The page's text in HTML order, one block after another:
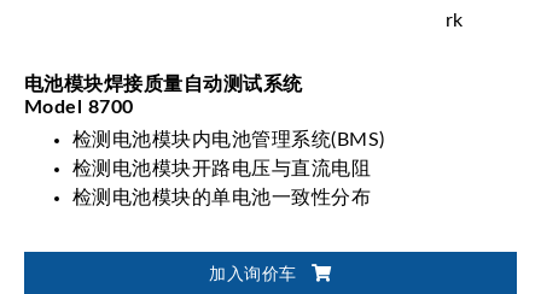
电池模块焊接质量自动测试系统
Model 8700
检测电池模块内电池管理系统(BMS)
检测电池模块开路电压与直流电阻
检测电池模块的单电池一致性分布
加入询价车